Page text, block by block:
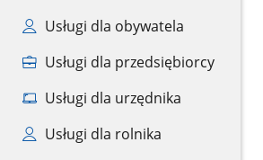
Usługi dla obywatela
Usługi dla przedsiębiorcy
Usługi dla urzędnika
Usługi dla rolnika